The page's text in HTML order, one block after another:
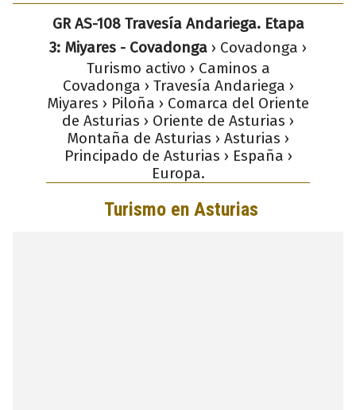
GR AS-108 Travesía Andariega. Etapa
3: Miyares - Covadonga › Covadonga ›
Turismo activo › Caminos a
Covadonga › Travesía Andariega ›
Miyares › Piloña › Comarca del Oriente
de Asturias › Oriente de Asturias ›
Montaña de Asturias › Asturias ›
Principado de Asturias › España ›
Europa.